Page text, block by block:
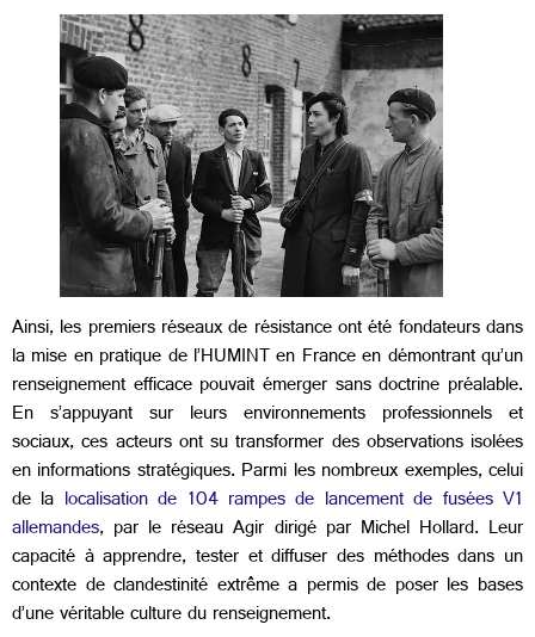
Ainsi, les premiers réseaux de résistance ont été fondateurs dans
la mise en pratique de l’HUMINT en France en démontrant qu’un
renseignement efficace pouvait émerger sans doctrine préalable.
En s’appuyant sur leurs environnements professionnels et
sociaux, ces acteurs ont su transformer des observations isolées
en informations stratégiques. Parmi les nombreux exemples, celui
de la localisation de 104 rampes de lancement de fusées V1
allemandes, par le réseau Agir dirigé par Michel Hollard. Leur
capacité à apprendre, tester et diffuser des méthodes dans un
contexte de clandestinité extrême a permis de poser les bases
d’une véritable culture du renseignement.